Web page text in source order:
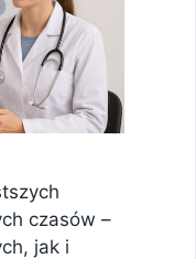
czasów –
jak i